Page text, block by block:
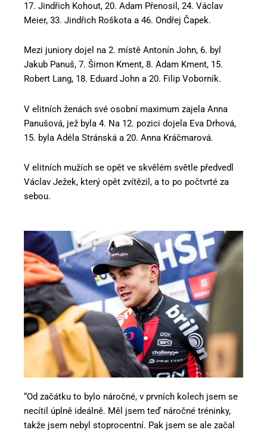
17. Jindřich Kohout, 20. Adam Přenosil, 24. Václav
Meier, 33. Jindřich Roškota a 46. Ondřej Čapek.
Mezi juniory dojel na 2. místě Antonín John, 6. byl
Jakub Panuš, 7. Šimon Kment, 8. Adam Kment, 15.
Robert Lang, 18. Eduard John a 20. Filip Voborník.
V elitních ženách své osobní maximum zajela Anna
Panušová, jež byla 4. Na 12. pozici dojela Eva Drhová,
15. byla Adéla Stránská a 20. Anna Kráčmarová.
V elitních mužích se opět ve skvělém světle předvedl
Václav Ježek, který opět zvítězil, a to po počtvrté za
sebou.
“Od začátku to bylo náročné, v prvních kolech jsem se
necítil úplně ideálně. Měl jsem teď náročné tréninky,
takže jsem nebyl stoprocentní. Pak jsem se ale začal